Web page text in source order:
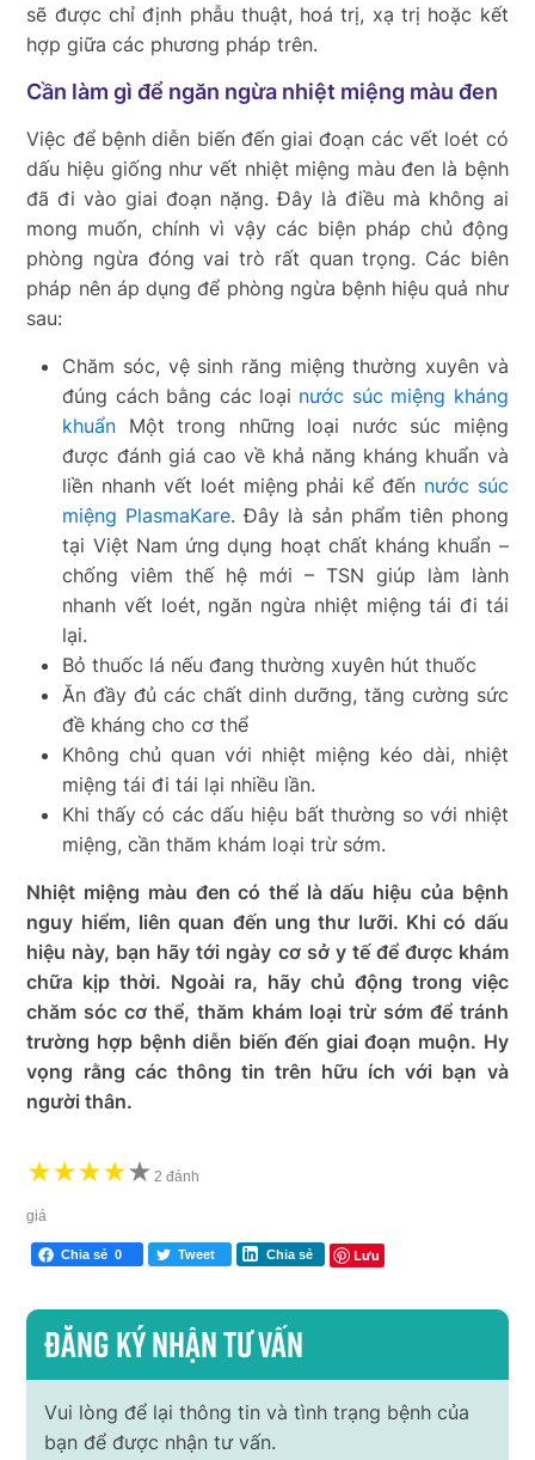
sẽ được chỉ định phẫu thuật, hoá trị, xạ trị hoặc kết
hợp giữa các phương pháp trên.
Cần làm gì để ngăn ngừa nhiệt miệng màu đen
Việc để bệnh diễn biến đến giai đoạn các vết loét có
dấu hiệu giống như vết nhiệt miệng màu đen là bệnh
đã đi vào giai đoạn nặng. Đây là điều mà không ai
mong muốn, chính vì vậy các biện pháp chủ động
phòng ngừa đóng vai trò rất quan trọng. Các biên
pháp nên áp dụng để phòng ngừa bệnh hiệu quả như
sau:
Chăm sóc, vệ sinh răng miệng thường xuyên và
đúng cách bằng các loại nước súc miệng kháng
khuẩn Một trong những loại nước súc miệng
được đánh giá cao về khả năng kháng khuẩn và
liền nhanh vết loét miệng phải kể đến nước súc
miệng PlasmaKare. Đây là sản phẩm tiên phong
tại Việt Nam ứng dụng hoạt chất kháng khuẩn –
chống viêm thế hệ mới – TSN giúp làm lành
nhanh vết loét, ngăn ngừa nhiệt miệng tái đi tái
lại.
Bỏ thuốc lá nếu đang thường xuyên hút thuốc
Ăn đầy đủ các chất dinh dưỡng, tăng cường sức
đề kháng cho cơ thể
Không chủ quan với nhiệt miệng kéo dài, nhiệt
miệng tái đi tái lại nhiều lần.
Khi thấy có các dấu hiệu bất thường so với nhiệt
miệng, cần thăm khám loại trừ sớm.
Nhiệt miệng màu đen có thể là dấu hiệu của bệnh
nguy hiểm, liên quan đến ung thư lưỡi. Khi có dấu
hiệu này, bạn hãy tới ngày cơ sở y tế để được khám
chữa kịp thời. Ngoài ra, hãy chủ động trong việc
chăm sóc cơ thể, thăm khám loại trừ sớm để tránh
trường hợp bệnh diễn biến đến giai đoạn muộn. Hy
vọng rằng các thông tin trên hữu ích với bạn và
người thân.
★★★★★
★ 2 đánh
giá
Chia sẻ 0 Tweet Chia sẻ Lưu
Đăng ký nhận tư vấn
Vui lòng để lại thông tin và tình trạng bệnh của
bạn để được nhận tư vấn.